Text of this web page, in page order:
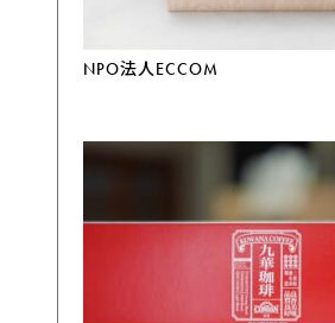
NPO法人ECCOM